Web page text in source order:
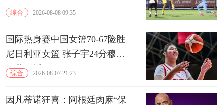
综合 2026-08-08 09:35
国际热身赛中国女篮70-67险胜
尼日利亚女篮 张子宇24分穆萨
15分10板
综合 2026-08-07 21:23
因凡蒂诺狂喜：阿根廷肉麻“保